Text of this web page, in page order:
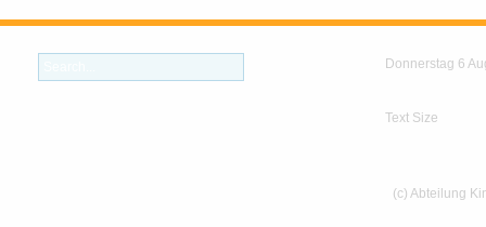
Donnerstag 6
Text Size
(c) Abteilung